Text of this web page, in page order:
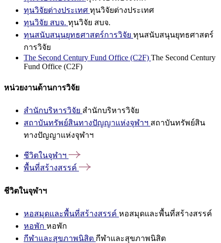
ทุนวิจัยต่างประเทศ ทุนวิจัยต่างประเทศ
ทุนวิจัย สบจ. ทุนวิจัย สบจ.
ทุนสนับสนุนยุทธศาสตร์การวิจัย ทุนสนับสนุนยุทธศาสตร์
การวิจัย
The Second Century Fund Office (C2F) The Second Century
Fund Office (C2F)
หน่วยงานด้านการวิจัย
สำนักบริหารวิจัย สำนักบริหารวิจัย
สถาบันทรัพย์สินทางปัญญาแห่งจุฬาฯ สถาบันทรัพย์สิน
ทางปัญญาแห่งจุฬาฯ
ชีวิตในจุฬาฯ
พื้นที่สร้างสรรค์
ชีวิตในจุฬาฯ
หอสมุดและพื้นที่สร้างสรรค์ หอสมุดและพื้นที่สร้างสรรค์
หอพัก หอพัก
กีฬาและสุขภาพนิสิต กีฬาและสุขภาพนิสิต